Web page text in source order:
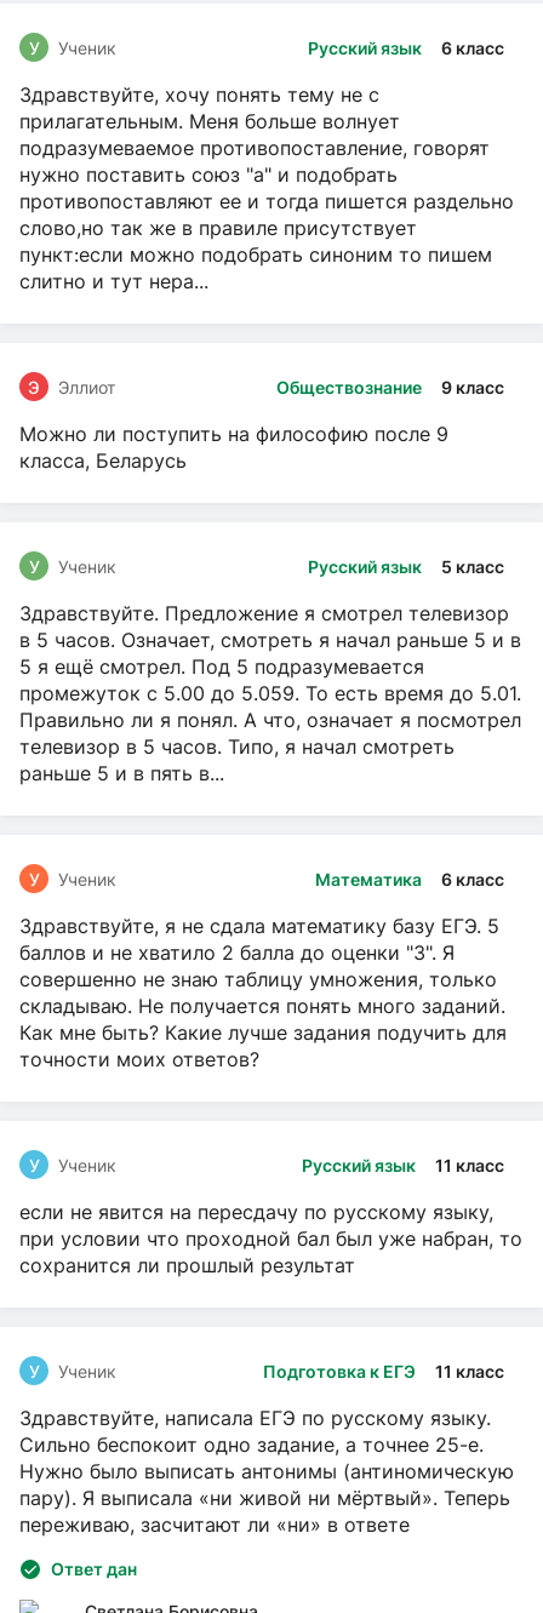
Русский язык 6 класс
У Ученик
Здравствуйте, хочу понять тему не с
прилагательным. Меня больше волнует
подразумеваемое противопоставление, говорят
нужно поставить союз "а" и подобрать
противопоставляют ее и тогда пишется раздельно
слово,но так же в правиле присутствует
пункт:если можно подобрать синоним то пишем
слитно и тут нера...
Обществознание 9 класс
Э Эллиот
Можно ли поступить на философию после 9
класса, Беларусь
Русский язык 5 класс
У Ученик
Здравствуйте. Предложение я смотрел телевизор
в 5 часов. Означает, смотреть я начал раньше 5 и в
5 я ещё смотрел. Под 5 подразумевается
промежуток с 5.00 до 5.059. То есть время до 5.01.
Правильно ли я понял. А что, означает я посмотрел
телевизор в 5 часов. Типо, я начал смотреть
раньше 5 и в пять в...
Математика 6 класс
У Ученик
Здравствуйте, я не сдала математику базу ЕГЭ. 5
баллов и не хватило 2 балла до оценки "3". Я
совершенно не знаю таблицу умножения, только
складываю. Не получается понять много заданий.
Как мне быть? Какие лучше задания подучить для
точности моих ответов?
Русский язык 11 класс
У Ученик
если не явится на пересдачу по русскому языку,
при условии что проходной бал был уже набран, то
сохранится ли прошлый результат
Подготовка к ЕГЭ 11 класс
У Ученик
Здравствуйте, написала ЕГЭ по русскому языку.
Сильно беспокоит одно задание, а точнее 25-е.
Нужно было выписать антонимы (антиномическую
пару). Я выписала «ни живой ни мёртвый». Теперь
переживаю, засчитают ли «ни» в ответе
Ответ дан